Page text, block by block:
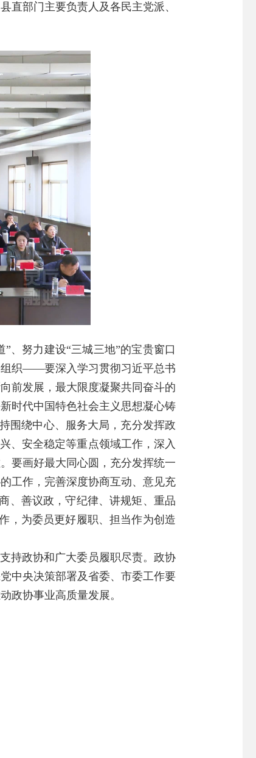
直部门主要负责人及各民主党派、
、努力建设“三城三地”的宝贵窗口
组织——要深入学习贯彻习近平总书
前发展，最大限度凝聚共同奋斗的
时代中国特色社会主义思想凝心铸
围绕中心、服务大局，充分发挥政
、安全稳定等重点领域工作，深入
要画好最大同心圆，充分发挥统一
工作，完善深度协商互动、意见充
、善议政，守纪律、讲规矩、重品
，为委员更好履职、担当作为创造
持政协和广大委员履职尽责。政协
中央决策部署及省委、市委工作要
政协事业高质量发展。